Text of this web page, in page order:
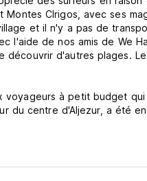
Clrigos, avec ses
et il n'y a pas de
l'aide de nos amis de We
d'autres plages.
voyageurs à petit budget
du centre d'Aljezur, a été
sociaux sont dotés
d'un lecteur DVD, d'un
Le patio intérieur du